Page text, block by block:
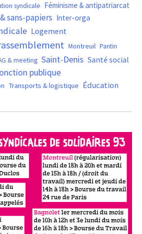
syndicale Féminisme & antipatriarcat
sans-papiers Inter-orga
Logement
Montreuil Pantin
& meeting Saint-Denis Santé social
publique
Transports & logistique Éducation